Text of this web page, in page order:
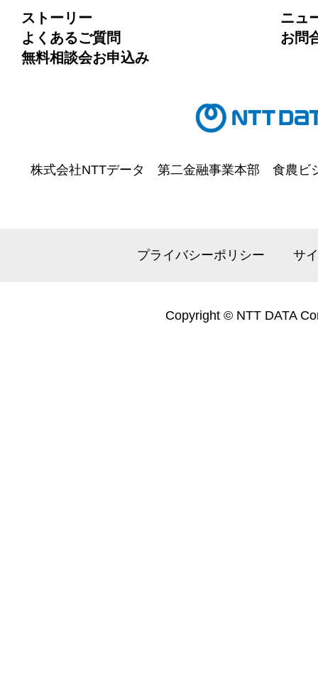
ストーリー
ニュ
よくあるご質問
お問
無料相談会お申込み
株式会社NTTデータ 第二金融事業本部 食農
プライバシーポリシー サ
Copyright © NTT DATA